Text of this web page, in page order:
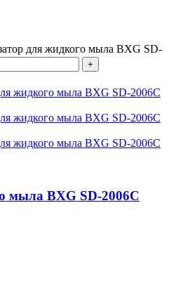
для жидкого мыла BXG SD-
мыла BXG SD-2006C